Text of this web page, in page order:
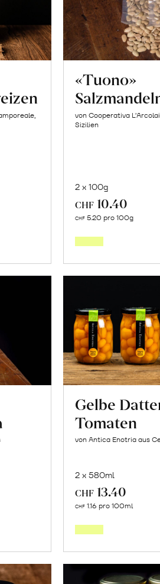
«Tuono»
von Cooperativa
Sizilien
2 x 100g
CHF 10.40
CHF 5.20 pro 100g
Gelbe
Tomaten
von Antica Enotria aus
2 x 580ml
CHF 13.40
CHF 1.16 pro 100ml